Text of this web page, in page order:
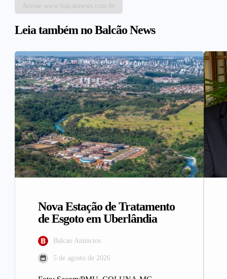
Acesse www.balcaonews.com.br
Leia também no Balcão News
Nova Estação de Tratamento
de Esgoto em Uberlândia
Balcao Anúncios
5 de agosto de 2026